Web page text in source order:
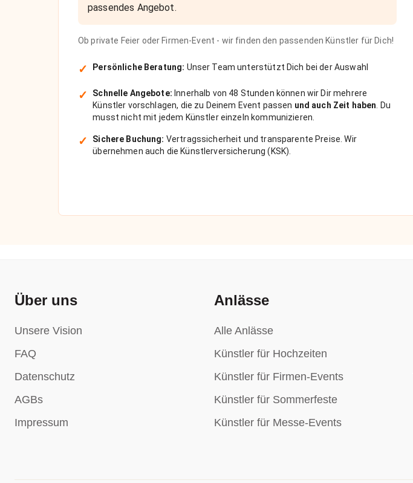
passendes Angebot.
Ob private Feier oder Firmen-Event - wir finden den passenden Künstler für Dich!
✓ Persönliche Beratung: Unser Team unterstützt Dich bei der Auswahl
✓ Schnelle Angebote: Innerhalb von 48 Stunden können wir Dir mehrere
Künstler vorschlagen, die zu Deinem Event passen und auch Zeit haben . Du
musst nicht mit jedem Künstler einzeln kommunizieren.
✓ Sichere Buchung: Vertragssicherheit und transparente Preise. Wir
übernehmen auch die Künstlerversicherung (KSK).
Über uns
Unsere Vision
FAQ
Datenschutz
AGBs
Impressum
Anlässe
Alle Anlässe
Künstler für Hochzeiten
Künstler für Firmen-Events
Künstler für Sommerfeste
Künstler für Messe-Events